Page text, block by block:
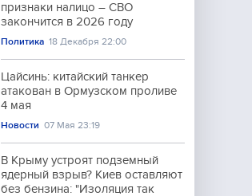
признаки налицо – СВО
закончится в 2026 году
Политика 18 Декабря 22:00
Цайсинь: китайский танкер
атакован в Ормузском проливе
4 мая
Новости 07 Мая 23:19
В Крыму устроят подземный
ядерный взрыв? Киев оставляют
без бензина: "Изоляция так